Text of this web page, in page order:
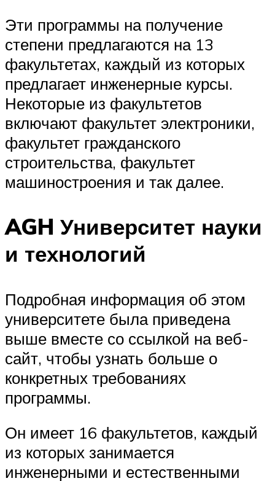
Эти программы на получение
степени предлагаются на 13
факультетах, каждый из которых
предлагает инженерные курсы.
Некоторые из факультетов
включают факультет электроники,
факультет гражданского
строительства, факультет
машиностроения и так далее.
AGH Университет науки
и технологий
Подробная информация об этом
университете была приведена
выше вместе со ссылкой на веб-
сайт, чтобы узнать больше о
конкретных требованиях
программы.
Он имеет 16 факультетов, каждый
из которых занимается
инженерными и естественными